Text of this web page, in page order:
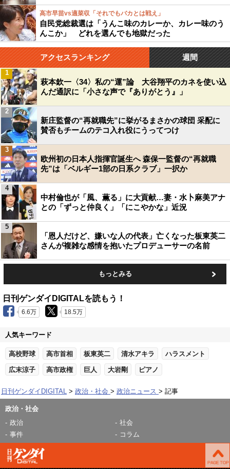
高市早苗vs適菜収「それでもバカとは戦え」
自民党総裁選は「うんこ味のカレーか、カレー味のう
んこか」 どれを選んでも地獄だった
アクセスランキング 週間
萩本欽一〈34〉私の“運”論 大谷翔平のカネを使い込
んだ通訳に「小さな声で『ありがとう』」
1
新庄監督の“再就職先”に挙がるまさかの球団 采配に
賛否もチームのテコ入れ役にうってつけ
2
欧州初の日本人指揮官誕生へ 森保一監督の“再就職
先”は「ベルギー1部の日系クラブ」一択か
3
中村倫也が「風、薫る」に大貢献…妻・水卜麻美アナ
との「ずっと仲良く」「にこやかな」近況
4
「恩人だけど、嫌いな人の代表」亡くなった板東英二
さんが複雑な感情を抱いたプロデューサーの名前
5
もっとみる
日刊ゲンダイDIGITALを読もう！
6.6万 18.5万
人気キーワード
高校野球 高市首相 板東英二 清水アキラ ハラスメント
広末涼子 高市政権 巨人 大岩剛 ピアノ
日刊ゲンダイDIGITAL 政治・社会 政治ニュース 記事
政治・社会
政治
社会
事件
コラム